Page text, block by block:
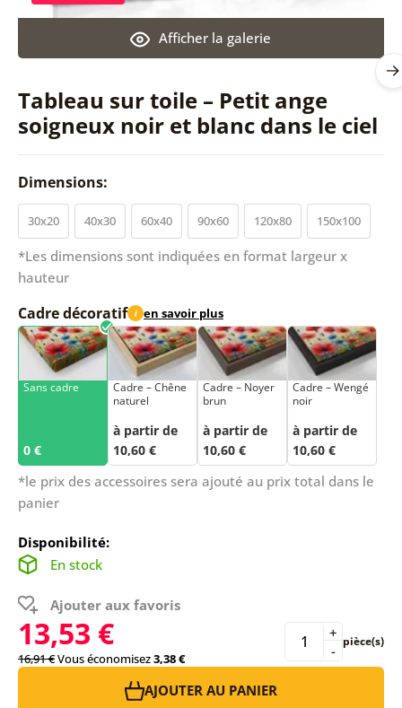
Tableau sur toile – Petit ange
soigneux noir et blanc dans le ciel
Afficher la galerie
Dimensions:
30x20 40x30 60x40 90x60 120x80 150x100
*Les dimensions sont indiquées en format largeur x
hauteur
Cadre décoratif i en savoir plus
Sans cadre
0 €
Cadre – Chêne
naturel
à partir de
10,60 €
Cadre – Noyer
brun
à partir de
10,60 €
Cadre – Wengé
noir
à partir de
10,60 €
*le prix des accessoires sera ajouté au prix total dans le
panier
Disponibilité:
En stock
Ajouter aux favoris
13,53 €
16,91 €Vous économisez3,38 € -
+ pièce(s)
AJOUTER AU PANIER